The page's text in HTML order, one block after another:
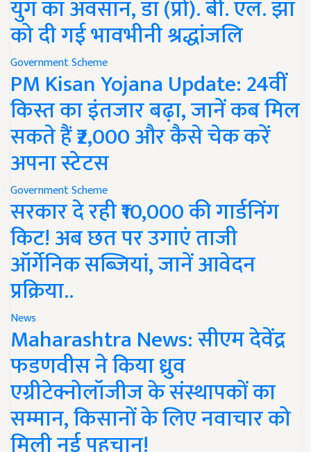
युग का अवसान, डॉ (प्रो). बी. एल. झा
को दी गई भावभीनी श्रद्धांजलि
Government Scheme
PM Kisan Yojana Update: 24वीं
किस्त का इंतजार बढ़ा, जानें कब मिल
सकते हैं ₹2,000 और कैसे चेक करें
अपना स्टेटस
Government Scheme
सरकार दे रही ₹10,000 की गार्डनिंग
किट! अब छत पर उगाएं ताजी
ऑर्गेनिक सब्जियां, जानें आवेदन
प्रक्रिया..
News
Maharashtra News: सीएम देवेंद्र
फडणवीस ने किया ध्रुव
एग्रीटेक्नोलॉजीज के संस्थापकों का
सम्मान, किसानों के लिए नवाचार को